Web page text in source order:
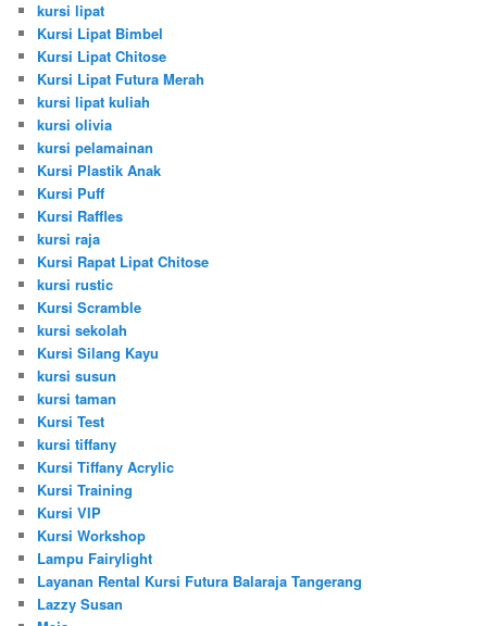
kursi lipat
Kursi Lipat Bimbel
Kursi Lipat Chitose
Kursi Lipat Futura Merah
kursi lipat kuliah
kursi olivia
kursi pelamainan
Kursi Plastik Anak
Kursi Puff
Kursi Raffles
kursi raja
Kursi Rapat Lipat Chitose
kursi rustic
Kursi Scramble
kursi sekolah
Kursi Silang Kayu
kursi susun
kursi taman
Kursi Test
kursi tiffany
Kursi Tiffany Acrylic
Kursi Training
Kursi VIP
Kursi Workshop
Lampu Fairylight
Layanan Rental Kursi Futura Balaraja Tangerang
Lazzy Susan